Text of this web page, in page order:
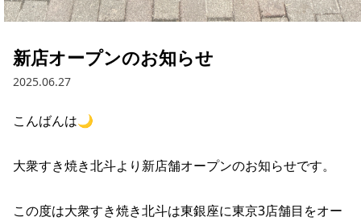
新店オープンのお知らせ
2025.06.27
こんばんは🌙
大衆すき焼き北斗より新店舗オープンのお知らせです。
この度は大衆すき焼き北斗は東銀座に東京3店舗目をオー